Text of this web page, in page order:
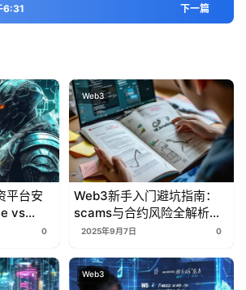
下一篇
6:31
平台安
vs
？
0
Web3
Web3新手入门避坑指南：
scams与合约风险全解析及
常见误区破解
2025年9月7日 0
Web3